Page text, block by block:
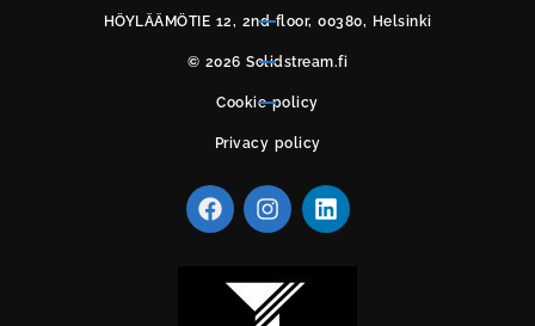
HÖYLÄÄMÖTIE 12, 2nd floor, 00380, Helsinki
© 2026 Solidstream.fi
Cookie policy
Privacy policy